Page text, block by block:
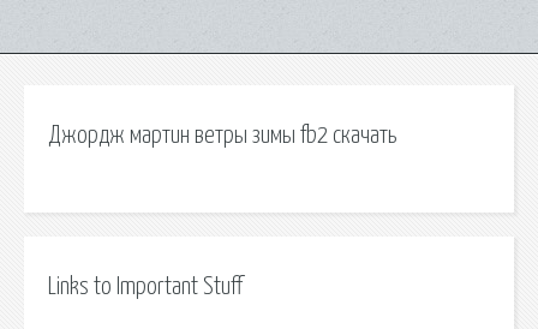
Джордж мартин ветры зимы fb2 скачать
Links to Important Stuff